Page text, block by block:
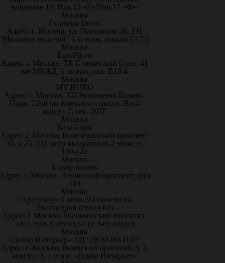
владение 19, Пав.12 «З»/Пав.17 «Ф»
Москва
Ecumena-Decor
Адрес: г. Москва, ул. Пришвина 26, ТЦ
мелочей" 1-й этаж, секция С17/2
Москва
EuroPlit.ru
Адрес: г. Москва, ТК Славянский Стан, 41
км МКАД, 1 линия, пав. В19/4
Москва
MY-BURO
Адрес: г. Москва, ТЦ Румянцево Бизнес-
Парк. 22ой км Киевского шоссе. Вл.4
корпус Г, сек. 207Г
Москва
New Light
Адрес: г. Москва, Волгоградский проспект
32, к 25. ТЦ метр квадратный 2 этаж, п.
199-122
Москва
Nobby Rooms
г. Москва, Ленинский проспект, дом
119
Москва
«АртДекор» Салон 3D панели на
Экспострой (стенд 62)
Адрес: г. Москва, Нахимовский проспект,
24с1, пав.3, стенд 62 (у 3-го входа)
Москва
«Декор Интерьер» ТЦ "ДЕКОРАТОР"
Адрес: г. Москва, Рязанский проспект, д. 2,
корпус. 3, 1 этаж, «Декор Интерьер»